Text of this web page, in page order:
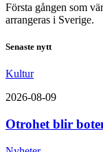
Första gången som
arrangeras i Sverige.
Senaste nytt
Kultur
2026-08-09
Otrohet blir